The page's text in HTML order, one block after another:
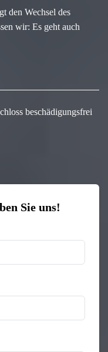
den Wechsel des
wir: Es geht auch
beschädigungsfrei
Sie uns!